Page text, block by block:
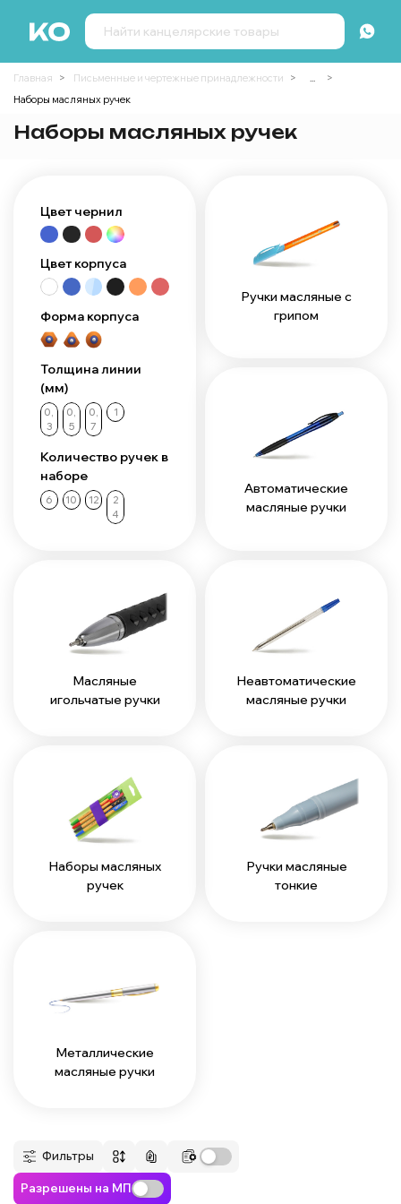
Главная Письменные и чертежные принадлежности
...
Наборы масляных ручек
Наборы масляных ручек
Цвет чернил
Цвет корпуса
Форма корпуса
Толщина линии
(мм)
0,
3
0,
5
0,
7
1
Количество ручек в
наборе
6 10 12
2
4
Ручки масляные с
грипом
Автоматические
масляные ручки
Масляные
игольчатые ручки
Неавтоматические
масляные ручки
Наборы масляных
ручек
Ручки масляные
тонкие
Металлические
масляные ручки
Фильтры
Разрешены на МП